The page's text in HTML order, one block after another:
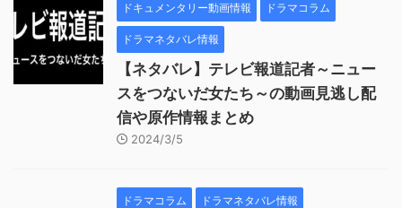
ドキュメンタリー動画情報 ドラマコラム
ドラマネタバレ情報
【ネタバレ】テレビ報道記者～ニュー
スをつないだ女たち～の動画見逃し配
信や原作情報まとめ
2024/3/5
ドラマコラム ドラマネタバレ情報